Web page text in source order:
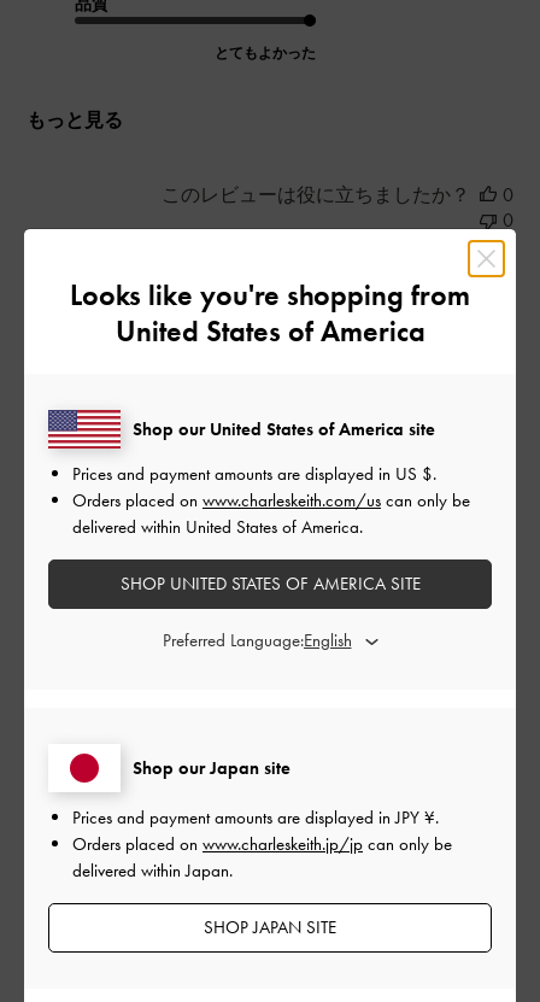
とてもよかった
もっと見る
このレビューは役に立ちましたか？
0
0
ご利用者様
プレゼントに購入しました。
マチもあって大きさもあるためたくさん荷物が入ると喜んでも
らえました。
サイズ:
もっと見る
このレビューは役に立ちましたか？
Looks like you're shopping from
United States of America
Shop our Japan site
Prices and payment amounts are displayed inJPY ¥.
Orders placed on www.charleskeith.jp/jp can only be
delivered within Japan.
SHOP JAPAN SITE
Shop our United States of America site
Prices and payment amounts are displayed in US $.
Orders placed on www.charleskeith.com/us can only be
delivered within United States of America.
SHOP UNITED STATES OF AMERICA SITE
Preferred Language: